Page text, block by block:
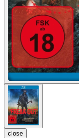
close